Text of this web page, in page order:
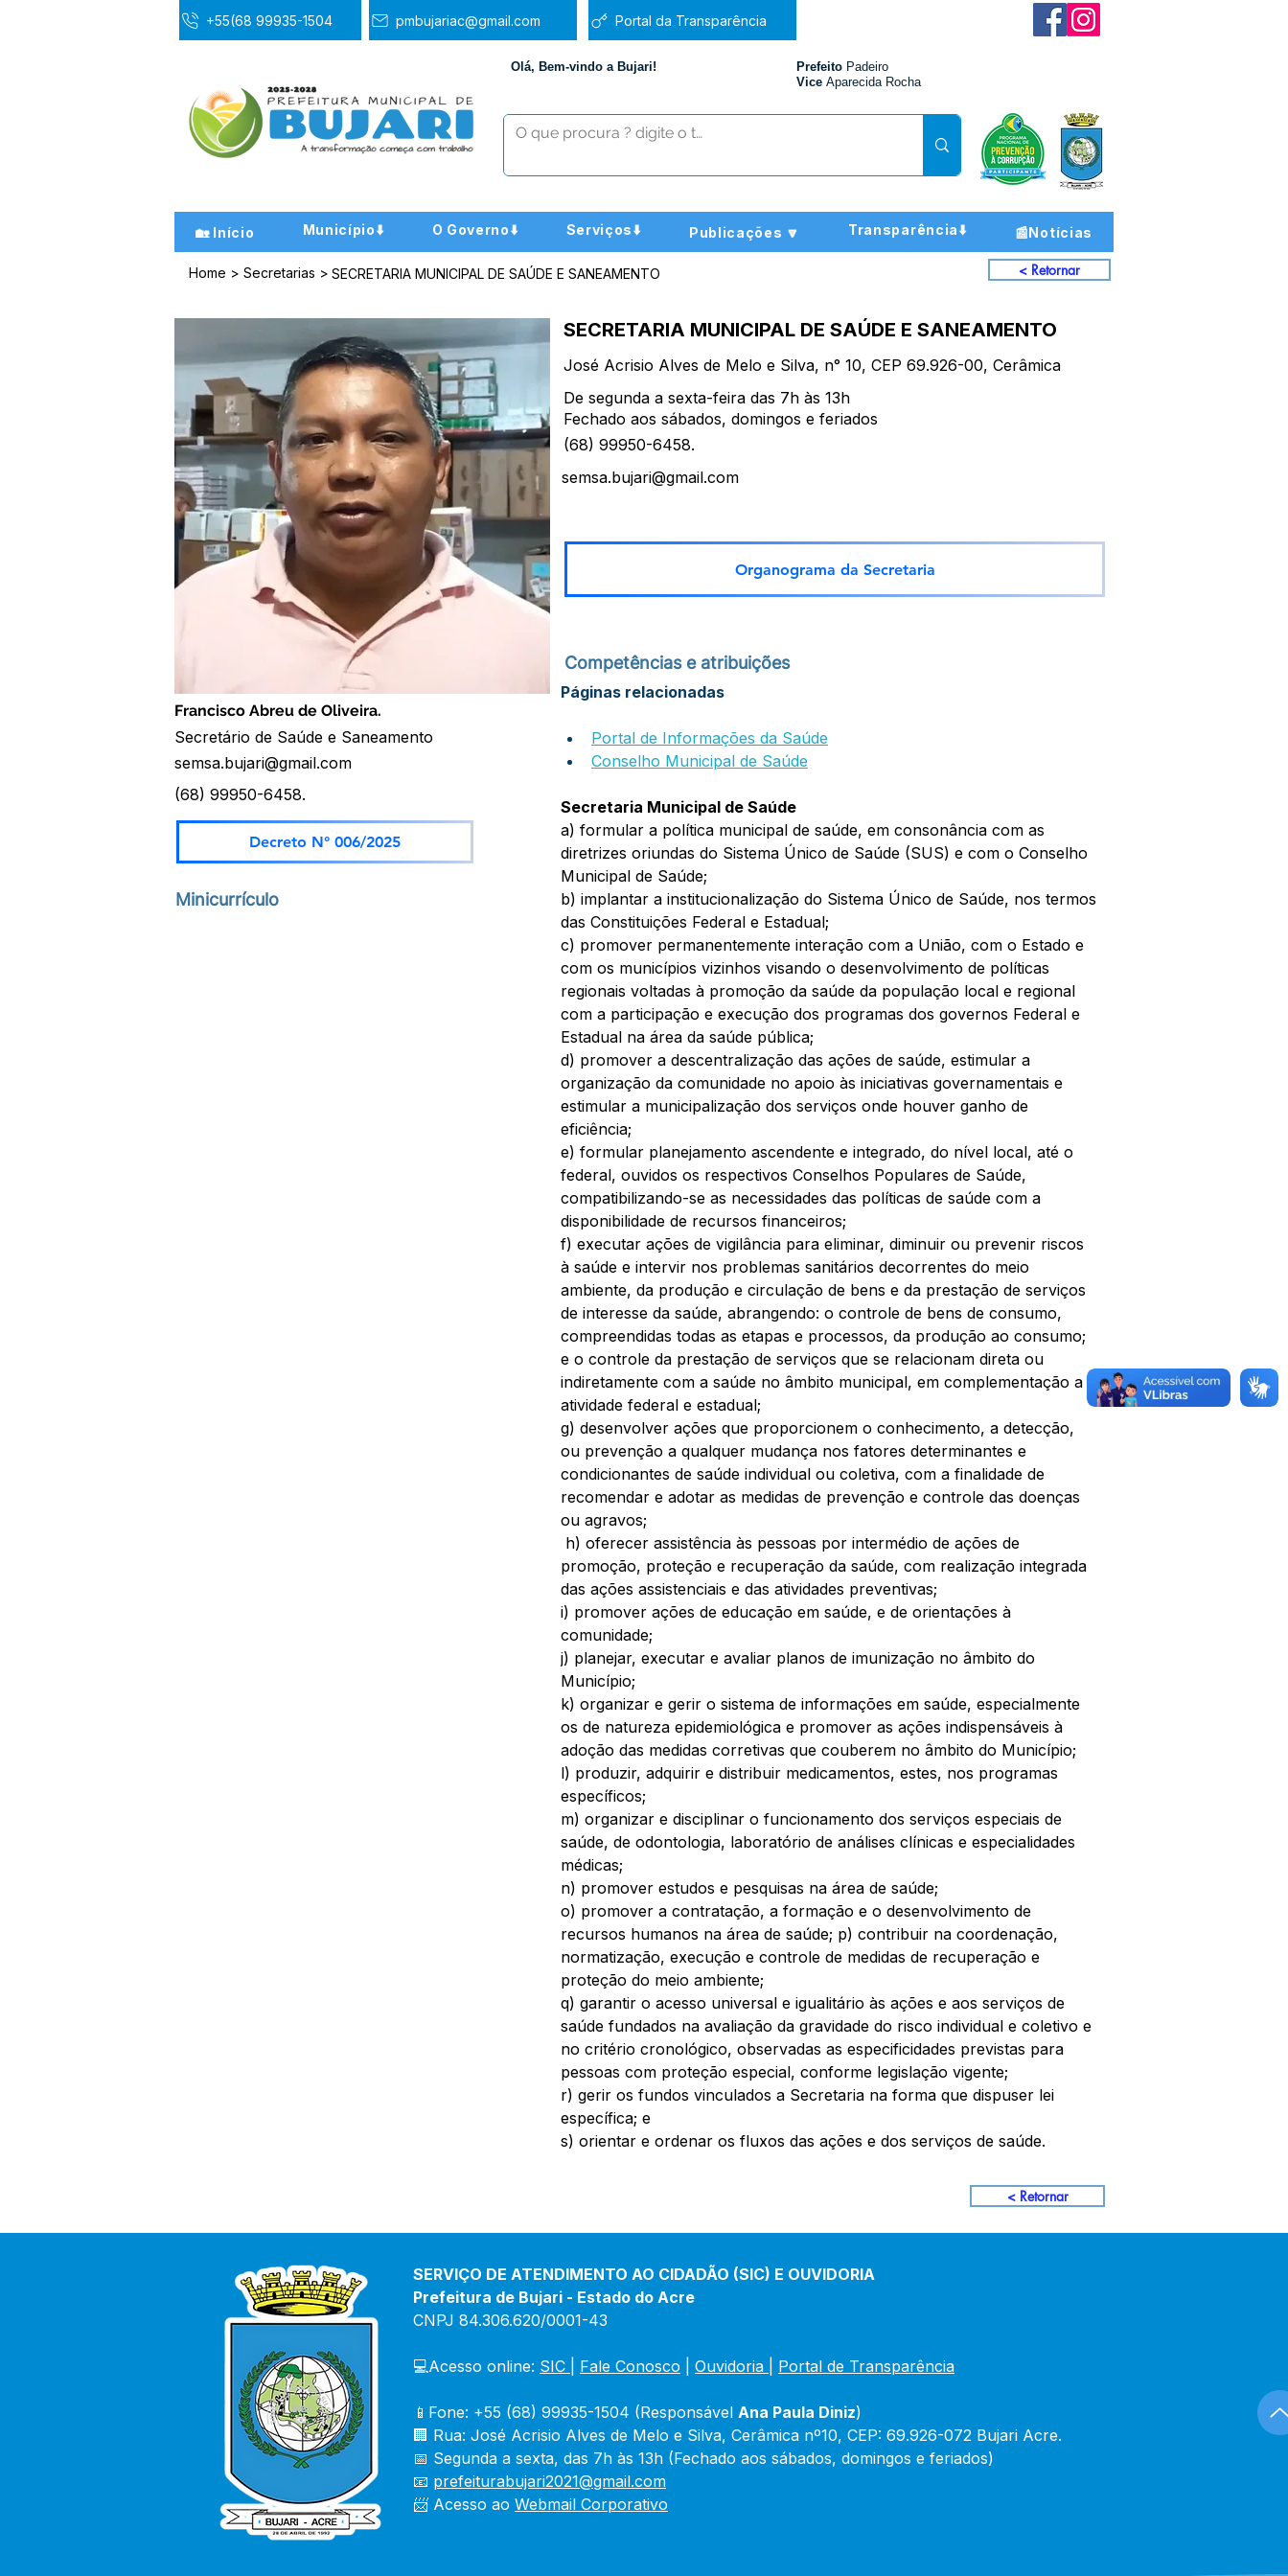
+55(68 99935-1504 pmbujariac@gmail.com Portal da Transparência
Olá, Bem-vindo a Bujari! Prefeito Padeiro
Vice Aparecida Rocha
🏡 Início Município⬇️ O Governo⬇️ Serviços⬇️ Publicações 🔽 Transparência⬇️ 📰Notícias
Home > Secretarias > SECRETARIA MUNICIPAL DE SAÚDE E SANEAMENTO < Retornar
Francisco Abreu de Oliveira.
Secretário de Saúde e Saneamento
Decreto N° 006/2025
Minicurrículo
SECRETARIA MUNICIPAL DE SAÚDE E SANEAMENTO
José Acrisio Alves de Melo e Silva, n° 10, CEP 69.926-00, Cerâmica
De segunda a sexta-feira das 7h às 13h
Fechado aos sábados, domingos e feriados
(68) 99950-6458.
semsa.bujari@gmail.com
Organograma da Secretaria
Competências e atribuições
Páginas relacionadas
Portal de Informações da Saúde
Conselho Municipal de Saúde
Secretaria Municipal de Saúde
a) formular a política municipal de saúde, em consonância com as
diretrizes oriundas do Sistema Único de Saúde (SUS) e com o Conselho
Municipal de Saúde;
b) implantar a institucionalização do Sistema Único de Saúde, nos termos
das Constituições Federal e Estadual;
c) promover permanentemente interação com a União, com o Estado e
com os municípios vizinhos visando o desenvolvimento de políticas
regionais voltadas à promoção da saúde da população local e regional
com a participação e execução dos programas dos governos Federal e
Estadual na área da saúde pública;
d) promover a descentralização das ações de saúde, estimular a
organização da comunidade no apoio às iniciativas governamentais e
estimular a municipalização dos serviços onde houver ganho de
eficiência;
e) formular planejamento ascendente e integrado, do nível local, até o
federal, ouvidos os respectivos Conselhos Populares de Saúde,
compatibilizando-se as necessidades das políticas de saúde com a
disponibilidade de recursos financeiros;
f) executar ações de vigilância para eliminar, diminuir ou prevenir riscos
à saúde e intervir nos problemas sanitários decorrentes do meio
ambiente, da produção e circulação de bens e da prestação de serviços
de interesse da saúde, abrangendo: o controle de bens de consumo,
compreendidas todas as etapas e processos, da produção ao consumo;
e o controle da prestação de serviços que se relacionam direta ou
indiretamente com a saúde no âmbito municipal, em complementação a
atividade federal e estadual;
g) desenvolver ações que proporcionem o conhecimento, a detecção,
ou prevenção a qualquer mudança nos fatores determinantes e
condicionantes de saúde individual ou coletiva, com a finalidade de
recomendar e adotar as medidas de prevenção e controle das doenças
ou agravos;
h) oferecer assistência às pessoas por intermédio de ações de
promoção, proteção e recuperação da saúde, com realização integrada
das ações assistenciais e das atividades preventivas;
i) promover ações de educação em saúde, e de orientações à
comunidade;
j) planejar, executar e avaliar planos de imunização no âmbito do
Município;
k) organizar e gerir o sistema de informações em saúde, especialmente
os de natureza epidemiológica e promover as ações indispensáveis à
adoção das medidas corretivas que couberem no âmbito do Município;
l) produzir, adquirir e distribuir medicamentos, estes, nos programas
específicos;
m) organizar e disciplinar o funcionamento dos serviços especiais de
saúde, de odontologia, laboratório de análises clínicas e especialidades
médicas;
n) promover estudos e pesquisas na área de saúde;
o) promover a contratação, a formação e o desenvolvimento de
recursos humanos na área de saúde; p) contribuir na coordenação,
normatização, execução e controle de medidas de recuperação e
proteção do meio ambiente;
q) garantir o acesso universal e igualitário às ações e aos serviços de
saúde fundados na avaliação da gravidade do risco individual e coletivo e
no critério cronológico, observadas as especificidades previstas para
pessoas com proteção especial, conforme legislação vigente;
r) gerir os fundos vinculados a Secretaria na forma que dispuser lei
específica; e
s) orientar e ordenar os fluxos das ações e dos serviços de saúde.
< Retornar
semsa.bujari@gmail.com
(68) 99950-6458.
SERVIÇO DE ATENDIMENTO AO CIDADÃO (SIC) E OUVIDORIA
Prefeitura de Bujari - Estado do Acre
CNPJ 84.306.620/0001-43
💻Acesso online: SIC Fale Conosco Ouvidoria Portal de Transparência
📱Fone: +55 (68) 99935-1504 (Responsável Ana Paula Diniz)
🏢 Rua: José Acrisio Alves de Melo e Silva, Cerâmica nº10, CEP: 69.926-072 Bujari Acre.
📅 Segunda a sexta, das 7h às 13h (Fechado aos sábados, domingos e feriados)
📧 prefeiturabujari2021@gmail.com
📨 Acesso ao Webmail Corporativo